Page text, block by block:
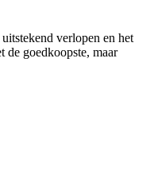
verlopen en het
de goedkoopste, maar